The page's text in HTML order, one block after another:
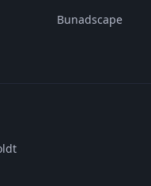
Bunadscape